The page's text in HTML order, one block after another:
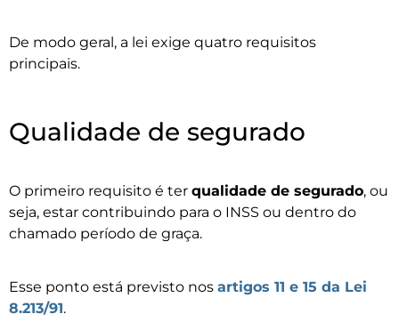
De modo geral, a lei exige quatro requisitos
principais.
Qualidade de segurado
O primeiro requisito é ter qualidade de segurado, ou
seja, estar contribuindo para o INSS ou dentro do
chamado período de graça.
Esse ponto está previsto nos artigos 11 e 15 da Lei
8.213/91.